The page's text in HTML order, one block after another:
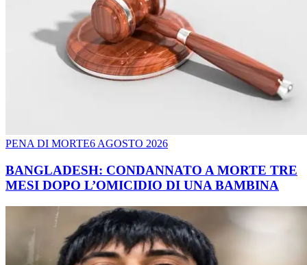
PENA DI MORTE6 AGOSTO 2026
BANGLADESH: CONDANNATO A MORTE TRE
MESI DOPO L’OMICIDIO DI UNA BAMBINA